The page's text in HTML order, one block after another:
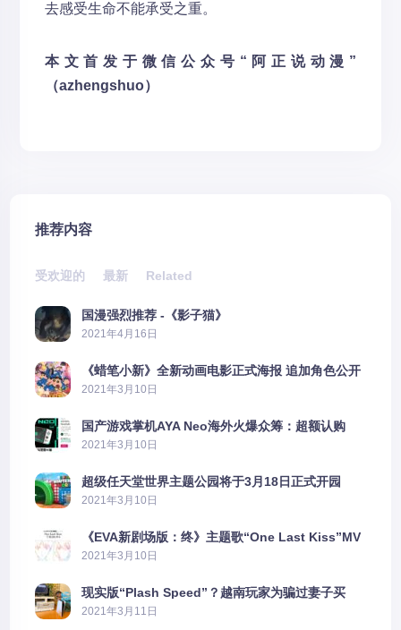
去感受生命不能承受之重。
本文首发于微信公众号“阿正说动漫”
（azhengshuo）
推荐内容
受欢迎的 最新 Related
国漫强烈推荐 -《影子猫》
2021年4月16日
《蜡笔小新》全新动画电影正式海报 追加角色公开
2021年3月10日
国产游戏掌机AYA Neo海外火爆众筹：超额认购
2606%
2021年3月10日
超级任天堂世界主题公园将于3月18日正式开园
2021年3月10日
《EVA新剧场版：终》主题歌“One Last Kiss”MV
公布
2021年3月10日
现实版“Plash Speed”？越南玩家为骗过妻子买
PS5上演好戏
2021年3月11日